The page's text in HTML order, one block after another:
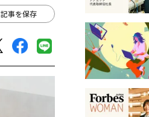
記事を保存